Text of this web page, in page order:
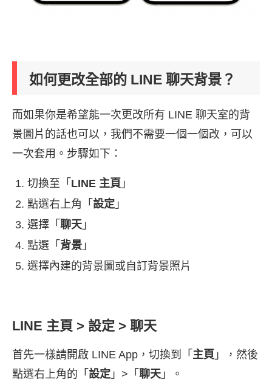
如何更改全部的 LINE 聊天背景？
而如果你是希望能一次更改所有 LINE 聊天室的背
景圖片的話也可以，我們不需要一個一個改，可以
一次套用。步驟如下：
切換至「 LINE 主頁 」
點選右上角「 設定 」
選擇「 聊天 」
點選「 背景 」
選擇內建的背景圖或自訂背景照片
LINE 主頁 > 設定 > 聊天
首先一樣請開啟 LINE App，切換到「 主頁 」，然後
點選右上角的「 設定 」>「 聊天 」。